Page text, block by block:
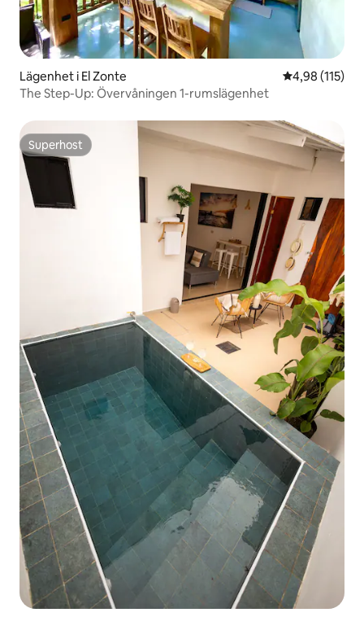
Lägenhet i El Zonte 4,98 av 5 i
4,98 (115)
The Step-Up: Övervåningen 1-rumslägenhet
Superhost
Superhost